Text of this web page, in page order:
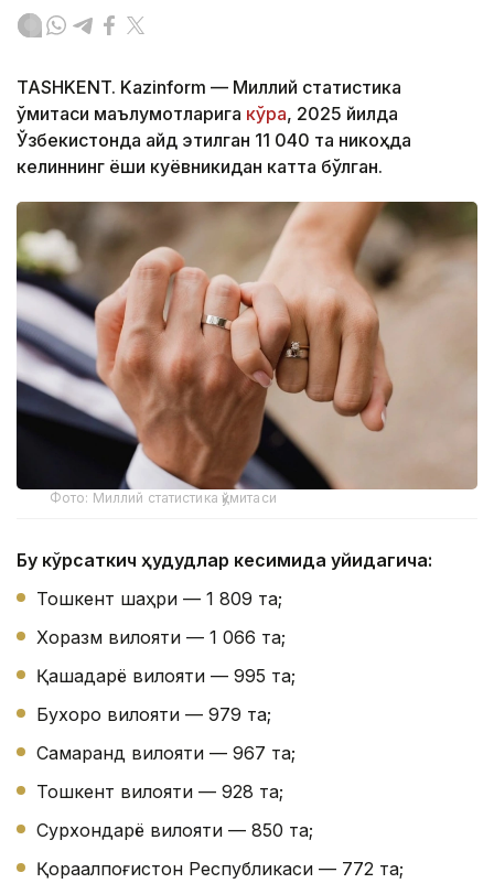
TASHKENT. Kazinform — Миллий статистика
қўмитаси маълумотларига кўра, 2025 йилда
Ўзбекистонда қайд этилган 11 040 та никоҳда
келиннинг ёши куёвникидан катта бўлган.
Фото: Миллий статистика қўмитаси
Бу кўрсаткич ҳудудлар кесимида қуйидагича:
Тошкент шаҳри — 1 809 та;
Хоразм вилояти — 1 066 та;
Қашқадарё вилояти — 995 та;
Бухоро вилояти — 979 та;
Самарқанд вилояти — 967 та;
Тошкент вилояти — 928 та;
Сурхондарё вилояти — 850 та;
Қорақалпоғистон Республикаси — 772 та;